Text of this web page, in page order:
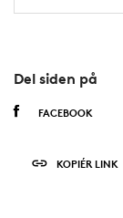
Del siden på
FACEBOOK
KOPIÉR LINK